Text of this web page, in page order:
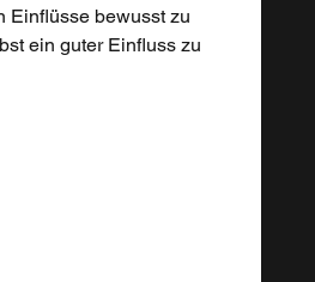
Einflüsse bewusst zu
ein guter Einfluss zu